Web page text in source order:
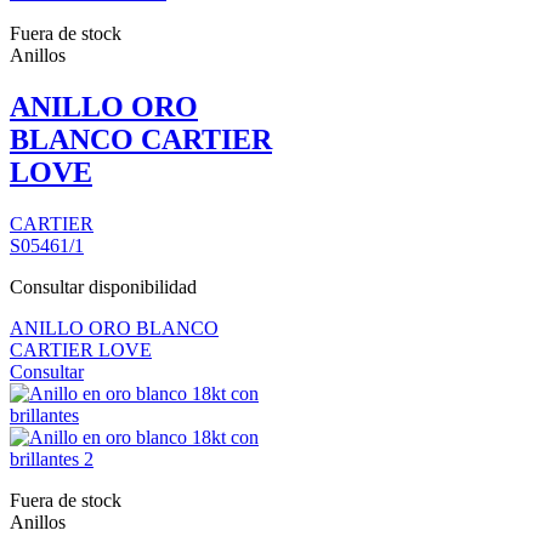
Fuera de stock
Anillos
ANILLO ORO
BLANCO CARTIER
LOVE
CARTIER
S05461/1
Consultar disponibilidad
ANILLO ORO BLANCO
CARTIER LOVE
Consultar
Fuera de stock
Anillos